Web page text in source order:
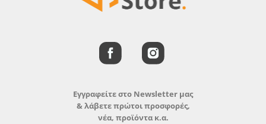
Εγγραφείτε στο Newsletter μας
& λάβετε πρώτοι προσφορές,
νέα, προϊόντα κ.α.